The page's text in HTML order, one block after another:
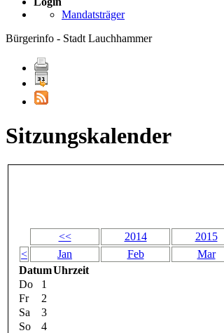
Mandatsträger
Bürgerinfo - Stadt Lauchhammer
Sitzungskalender
<< 2014 2015
<
Jan Feb Mar
DatumUhrzeit
Do
1
Fr
2
Sa
3
So
4